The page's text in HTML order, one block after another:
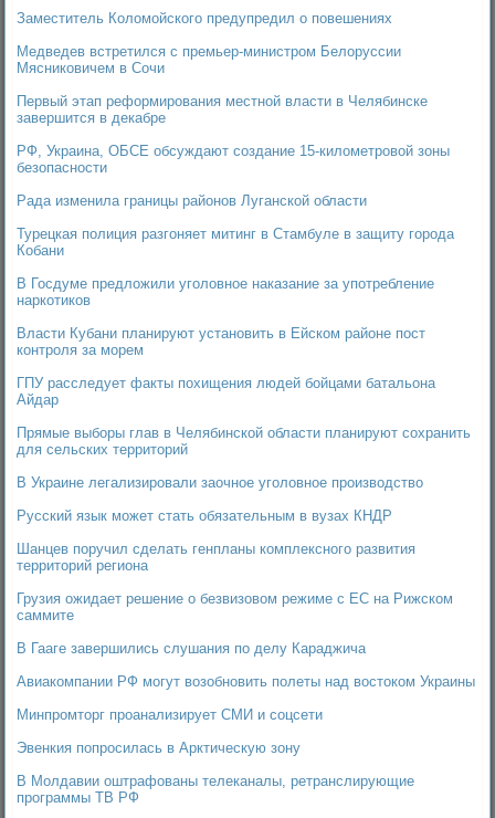
Заместитель Коломойского предупредил о повешениях
Медведев встретился с премьер-министром Белоруссии
Мясниковичем в Сочи
Первый этап реформирования местной власти в Челябинске
завершится в декабре
РФ, Украина, ОБСЕ обсуждают создание 15-километровой зоны
безопасности
Рада изменила границы районов Луганской области
Турецкая полиция разгоняет митинг в Стамбуле в защиту города
Кобани
В Госдуме предложили уголовное наказание за употребление
наркотиков
Власти Кубани планируют установить в Ейском районе пост
контроля за морем
ГПУ расследует факты похищения людей бойцами батальона
Айдар
Прямые выборы глав в Челябинской области планируют сохранить
для сельских территорий
В Украине легализировали заочное уголовное производство
Русский язык может стать обязательным в вузах КНДР
Шанцев поручил сделать генпланы комплексного развития
территорий региона
Грузия ожидает решение о безвизовом режиме с ЕС на Рижском
саммите
В Гааге завершились слушания по делу Караджича
Авиакомпании РФ могут возобновить полеты над востоком Украины
Минпромторг проанализирует СМИ и соцсети
Эвенкия попросилась в Арктическую зону
В Молдавии оштрафованы телеканалы, ретранслирующие
программы ТВ РФ